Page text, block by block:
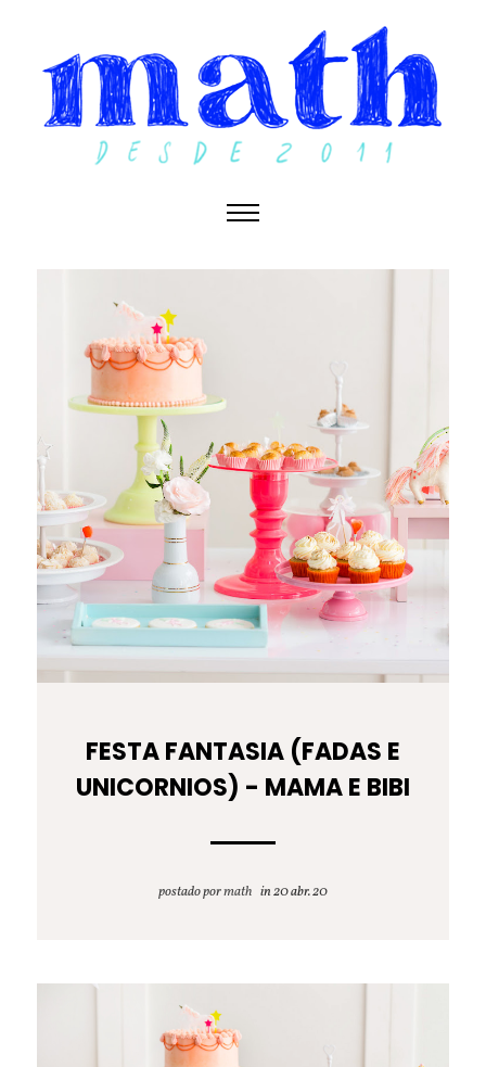
FESTA FANTASIA (FADAS E
UNICORNIOS) - MAMA E BIBI
postado pormath 20 abr. 20